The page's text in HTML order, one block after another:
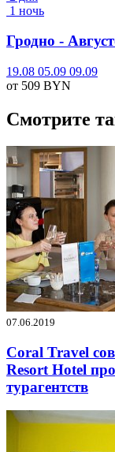
1 ночь
Гродно -
19.08 05.09 09.09
от 509 BYN
Смотрите
07.06.2019
Coral Travel
Resort Hotel
турагентств